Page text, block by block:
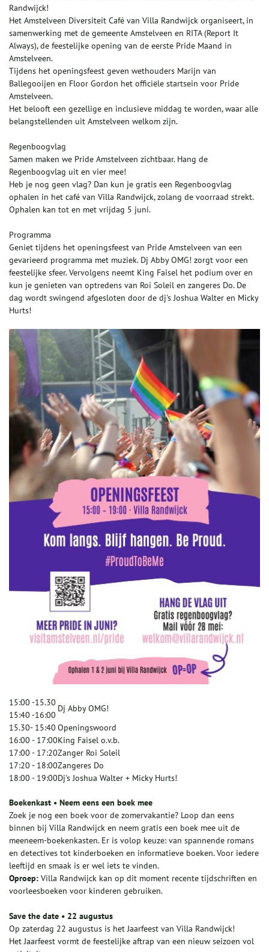
Randwijck!
Het Amstelveen Diversiteit Café van Villa Randwijck organiseert, in
samenwerking met de gemeente Amstelveen en RITA (Report It
Always), de feestelijke opening van de eerste Pride Maand in
Amstelveen.
Tijdens het openingsfeest geven wethouders Marijn van
Ballegooijen en Floor Gordon het officiële startsein voor Pride
Amstelveen.
Het belooft een gezellige en inclusieve middag te worden, waar alle
belangstellenden uit Amstelveen welkom zijn.
Regenboogvlag
Samen maken we Pride Amstelveen zichtbaar. Hang de
Regenboogvlag uit en vier mee!
Heb je nog geen vlag? Dan kun je gratis een Regenboogvlag
ophalen in het café van Villa Randwijck, zolang de voorraad strekt.
Ophalen kan tot en met vrijdag 5 juni.
Programma
Geniet tijdens het openingsfeest van Pride Amstelveen van een
gevarieerd programma met muziek. Dj Abby OMG! zorgt voor een
feestelijke sfeer. Vervolgens neemt King Faisel het podium over en
kun je genieten van optredens van Roi Soleil en zangeres Do. De
dag wordt swingend afgesloten door de dj's Joshua Walter en Micky
Hurts!
15:00 -15.30
15:40 -16:00
Dj Abby OMG!
15.30- 15:40 Openingswoord
16:00 - 17:00King Faisel o.v.b.
17:00 - 17:20Zanger Roi Soleil
17:20 - 18:00Zangeres Do
18:00 - 19:00Dj's Joshua Walter + Micky Hurts!
Boekenkast • Neem eens een boek mee
Zoek je nog een boek voor de zomervakantie? Loop dan eens
binnen bij Villa Randwijck en neem gratis een boek mee uit de
meeneem-boekenkasten. Er is volop keuze: van spannende romans
en detectives tot kinderboeken en informatieve boeken. Voor iedere
leeftijd en smaak is er wel iets te vinden.
Oproep: Villa Randwijck kan op dit moment recente tijdschriften en
voorleesboeken voor kinderen gebruiken.
Save the date • 22 augustus
Op zaterdag 22 augustus is het Jaarfeest van Villa Randwijck!
Het Jaarfeest vormt de feestelijke aftrap van een nieuw seizoen vol